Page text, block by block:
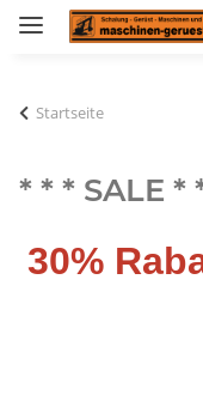
Startseite
* * * SALE *
30%